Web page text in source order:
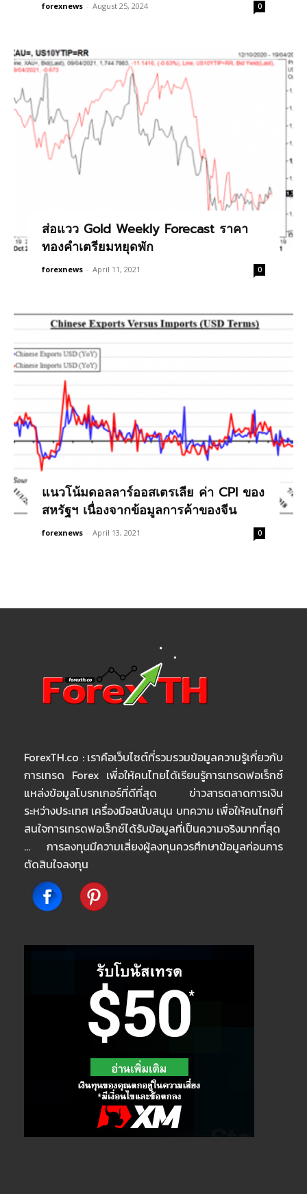
forexnews - August 25, 2024 0
ส่อแวว Gold Weekly Forecast ราคา
ทองคำเตรียมหยุดพัก
forexnews - April 11, 2021 0
แนวโน้มดอลลาร์ออสเตรเลีย ค่า CPI ของ
สหรัฐฯ เนื่องจากข้อมูลการค้าของจีน
forexnews - April 13, 2021 0
ForexTH.co : เราคือเว็บไซต์ที่รวมรวมข้อมูลความรู้เกี่ยวกับ
การเทรด Forex เพื่อให้คนไทยได้เรียนรู้การเทรดฟอเร็กซ์
แหล่งข้อมูลโบรกเกอร์ที่ดีที่สุด ข่าวสารตลาดการเงิน
ระหว่างประเทศ เครื่องมือสนับสนุน บทความ เพื่อให้คนไทยที่
สนใจการเทรดฟอเร็กซ์ได้รับข้อมูลที่เป็นความจริงมากที่สุด
… การลงทุนมีความเสี่ยงผู้ลงทุนควรศึกษาข้อมูลก่อนการ
ตัดสินใจลงทุน